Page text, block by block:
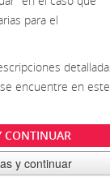
para el
encuentre en este
CONTINUAR
y continuar
de motortes